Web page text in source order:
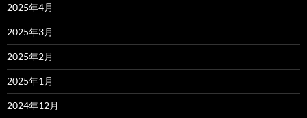
2025年4月
2025年3月
2025年2月
2025年1月
2024年12月